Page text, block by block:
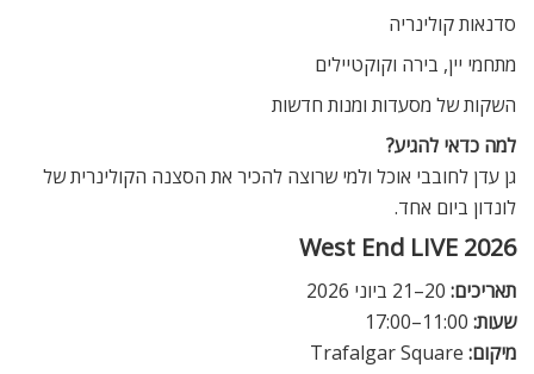
סדנאות קולינריה
מתחמי יין, בירה וקוקטיילים
השקות של מסעדות ומנות חדשות
למה כדאי להגיע?
גן עדן לחובבי אוכל ולמי שרוצה להכיר את הסצנה הקולינרית של
לונדון ביום אחד.
West End LIVE 2026
תאריכים:
שעות:
מיקום: